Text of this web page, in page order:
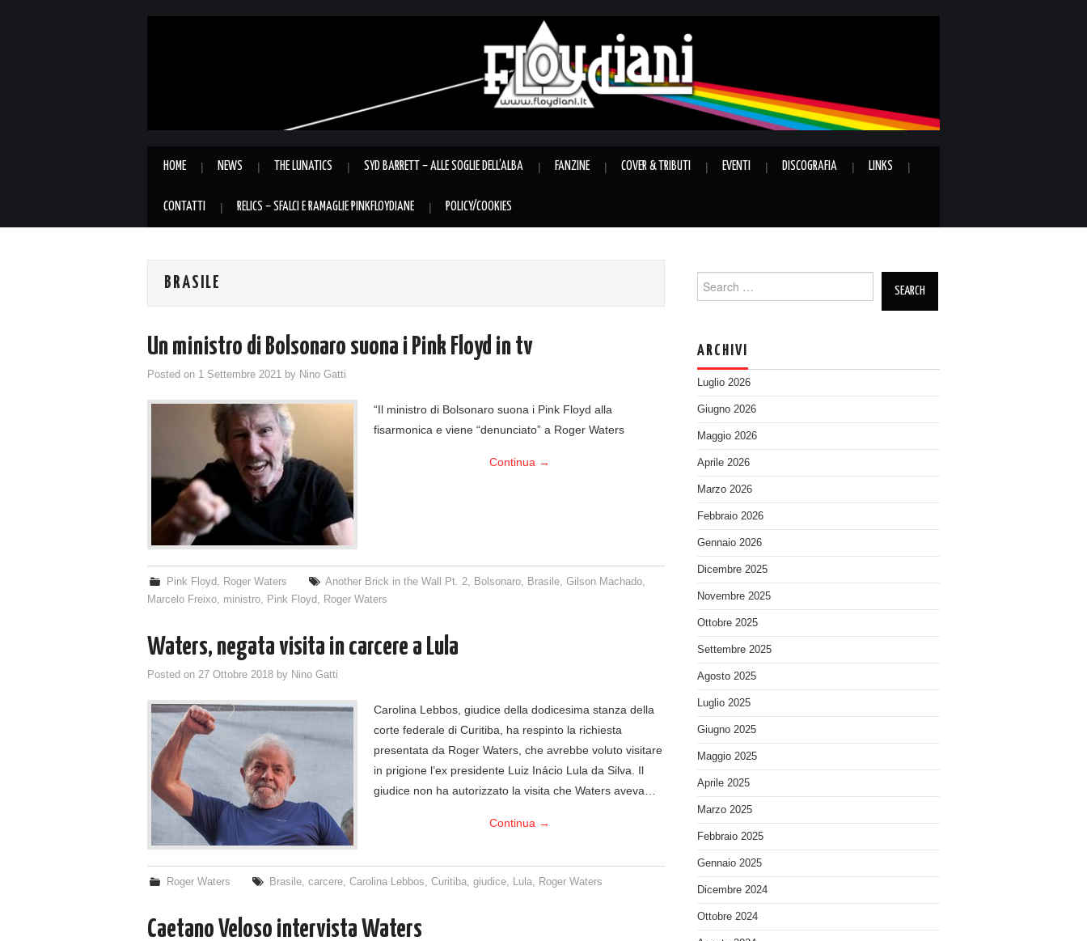
HOME NEWS THE LUNATICS SYD BARRETT – ALLE SOGLIE DELL’ALBA FANZINE COVER & TRIBUTI EVENTI DISCOGRAFIA LINKS
CONTATTI RELICS – SFALCI E RAMAGLIE PINKFLOYDIANE POLICY/COOKIES
BRASILE
Un ministro di Bolsonaro suona i Pink Floyd in tv
Posted on 1 Settembre 2021 by Nino Gatti
“Il ministro di Bolsonaro suona i Pink Floyd alla
fisarmonica e viene “denunciato” a Roger Waters
Continua →
Pink Floyd Roger Waters Another Brick in the Wall Pt. 2 Bolsonaro Brasile ,Gilson Machado
Marcelo Freixo
ministro Pink Floyd Roger Waters
Waters, negata visita in carcere a Lula
Posted on 27 Ottobre 2018 by Nino Gatti
Carolina Lebbos, giudice della dodicesima stanza della
corte federale di Curitiba, ha respinto la richiesta
presentata da Roger Waters, che avrebbe voluto visitare
in prigione l’ex presidente Luiz Inácio Lula da Silva. Il
giudice non ha autorizzato la visita che Waters aveva…
Continua →
Roger Waters Brasile ,carcere ,Carolina Lebbos ,Curitiba ,giudice Lula Roger Waters
Caetano Veloso intervista Waters
for:
ARCHIVI
Luglio 2026
Giugno 2026
Maggio 2026
Aprile 2026
Marzo 2026
Febbraio 2026
Gennaio 2026
Dicembre 2025
Novembre 2025
Ottobre 2025
Settembre 2025
Agosto 2025
Luglio 2025
Giugno 2025
Maggio 2025
Aprile 2025
Marzo 2025
Febbraio 2025
Gennaio 2025
Dicembre 2024
Ottobre 2024